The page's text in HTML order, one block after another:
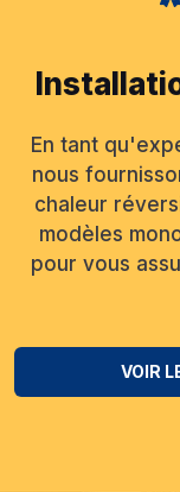
En tant
nous
chaleur
modèles
pour vous
VOIR